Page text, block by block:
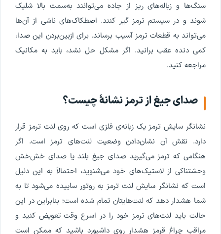
سنگ‌ها و زباله‌های ریز از جاده می‌توانند به‌سمت بالا شلیک
شوند و در سیستم ترمز گیر کنند. اصطکاک‌های ناشی از آن‌ها
می‌تواند به قطعات ترمز آسیب برساند. برای ازبین‌بردن این صدا،
کمی دنده عقب برانید. اگر مشکل حل نشد، باید به مکانیک
مراجعه کنید.
صدای جیغ از ترمز نشانۀ چیست؟
نشانگر سایش ترمز یک زبانه‌ی فلزی است که روی لنت ترمز قرار
دارد. نقش آن نشان‌دادن وضعیت لنت‌های ترمز است. اگر
هنگامی که ترمز می‌گیرید صدای جیغ بلند یا صدای خش‌خش
وحشتناکی از لاستیک‌های خود می‌شنوید، احتمالاً به این دلیل
است که نشانگر سایش لنت ترمز به روتور ساییده می‌شود تا به
شما هشدار دهد که لنت‌هایتان تمام شده است؛ بنابراین در این
حالت باید لنت‌های ترمز خود را در اسرع وقت تعویض کنید و
مراقب چراغ قرمز هشدار روی داشبورد باشید که ممکن است